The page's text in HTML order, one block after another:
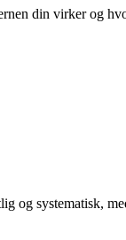
din virker og
og systematisk,